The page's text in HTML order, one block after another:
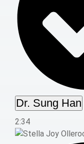
Dr. Sung Han
2:34